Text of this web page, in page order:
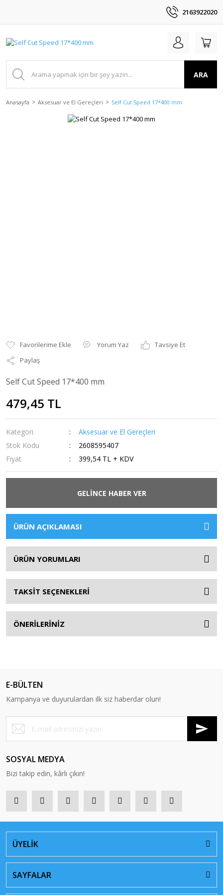
2163922020
ARA
Anasayfa Aksesuar ve El Gereçleri Self Cut Speed 17*400 mm
Yorum Yaz
Tavsiye Et
Paylaş
Self Cut Speed 17*400 mm
479,45 TL
Kategori
Aksesuar ve El Gereçleri
Stok Kodu
2608595407
Fiyat
399,54 TL + KDV
GELİNCE HABER VER
ÜRÜN AÇIKLAMASI
ÜRÜN YORUMLARI
TAKSİT SEÇENEKLERİ
ÖNERİLERİNİZ
E-BÜLTEN
Kampanya ve duyurulardan ilk siz haberdar olun!
SOSYAL MEDYA
Bizi takip edin, kârlı çıkın!
ÜYELİK
SAYFALAR